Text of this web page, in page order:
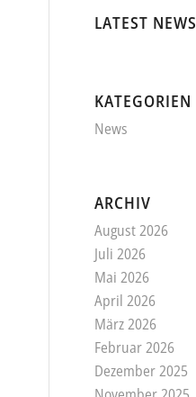
LATEST NEWS
KATEGORIEN
News
ARCHIV
August 2026
Juli 2026
Mai 2026
April 2026
März 2026
Februar 2026
Dezember 2025